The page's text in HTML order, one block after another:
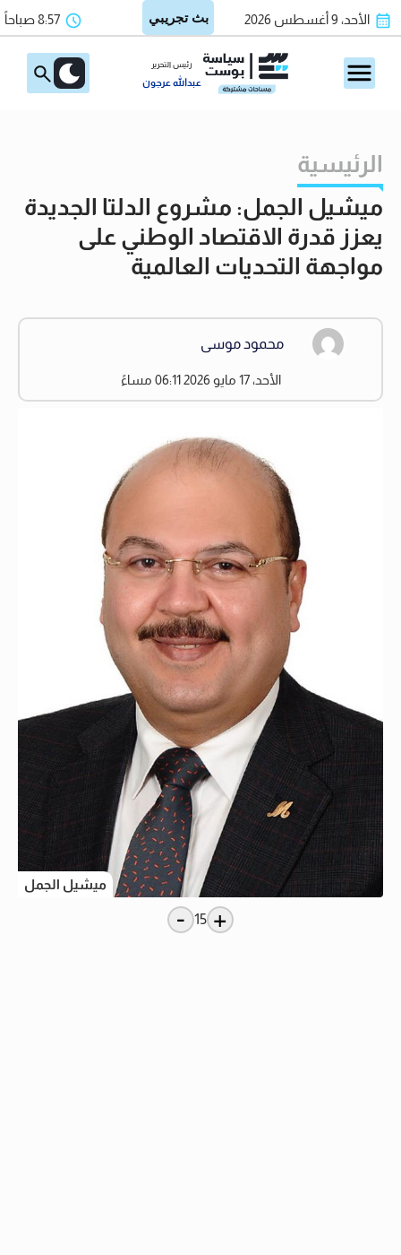
الأحد، 9 أغسطس 2026 8:57 صباحاً
رئيس التحرير
عبدالله عرجون
الرئيسية
ميشيل الجمل: مشروع الدلتا الجديدة
يعزز قدرة الاقتصاد الوطني على
مواجهة التحديات العالمية
محمود موسى
الأحد، 17 مايو 2026 06:11 مساءً
ميشيل الجمل
+
15
-